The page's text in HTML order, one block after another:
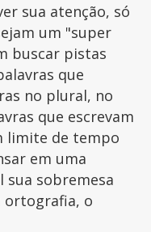
sua atenção, só
um "super
buscar pistas
que
no plural, no
que escrevam
limite de tempo
em uma
sua sobremesa
ortografia, o